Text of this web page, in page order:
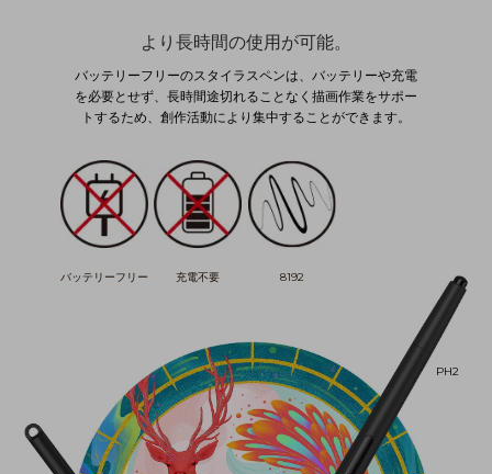
より長時間の使用が可能。
バッテリーフリーのスタイラスペンは、バッテリーや充電
を必要とせず、長時間途切れることなく描画作業をサポー
トするため、創作活動により集中することができます。
バッテリーフリー 充電不要 8192
PH2